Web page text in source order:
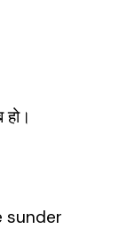
sunder